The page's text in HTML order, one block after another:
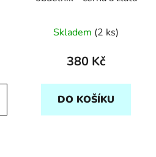
Skladem (2 ks)
380 Kč
DO KOŠÍKU